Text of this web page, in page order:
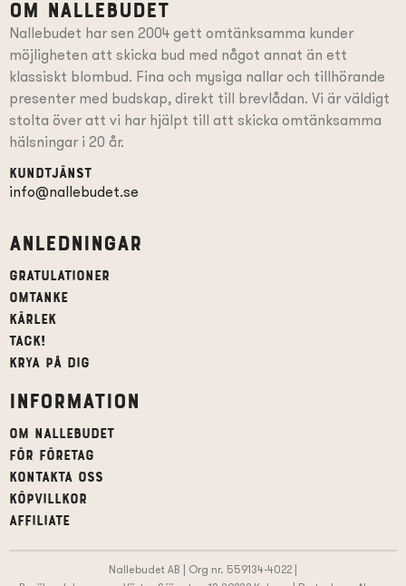
Om Nallebudet
Nallebudet har sen 2004 gett omtänksamma kunder
möjligheten att skicka bud med något annat än ett
klassiskt blombud. Fina och mysiga nallar och tillhörande
presentermed budskap, direkt till brevlådan. Vi är väldigt
stolta över att vi har hjälpt till att skicka omtänksamma
hälsningar i 20 år.
Kundtjänst
info@nallebudet.se
Anledningar
Gratulationer
Omtanke
Kärlek
Tack!
Krya på dig
Information
Om Nallebudet
För företag
Kontakta oss
Köpvillkor
affiliate
Nallebudet AB | Org nr. 559134-4022 |